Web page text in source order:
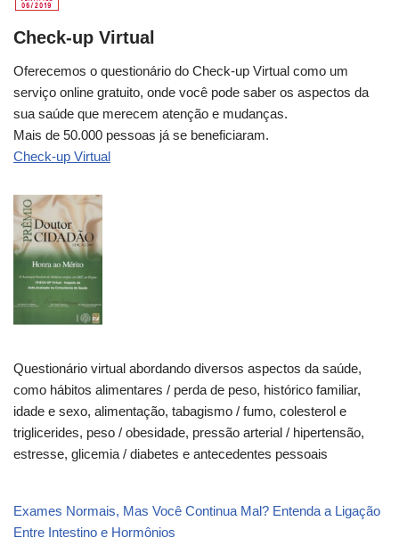
Check-up Virtual
Oferecemos o questionário do Check-up Virtual como um
serviço online gratuito, onde você pode saber os aspectos da
sua saúde que merecem atenção e mudanças.
Mais de 50.000 pessoas já se beneficiaram.
Check-up Virtual
Questionário virtual abordando diversos aspectos da saúde,
como hábitos alimentares / perda de peso, histórico familiar,
idade e sexo, alimentação, tabagismo / fumo, colesterol e
triglicerides, peso / obesidade, pressão arterial / hipertensão,
estresse, glicemia / diabetes e antecedentes pessoais
Exames Normais, Mas Você Continua Mal? Entenda a Ligação
Entre Intestino e Hormônios